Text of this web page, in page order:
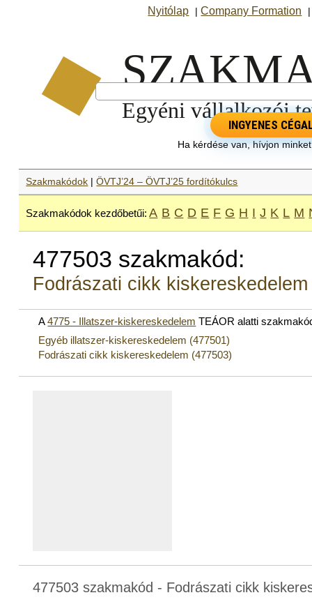
Nyitólap |Company Formation
INGYENES
Ha kérdése van, hívjon
Szakmakódok |ÖVTJ’24 – ÖVTJ’25 fordítókulcs
Szakmakódok kezdőbetűi: A B C D E F G H I J K L M
477503 szakmakód:
Fodrászati cikk kiskereskedelem
A4775 - Illatszer-kiskereskedelem TEÁOR alatti
Egyéb illatszer-kiskereskedelem (477501)
Fodrászati cikk kiskereskedelem (477503)
477503 szakmakód - Fodrászati cikk